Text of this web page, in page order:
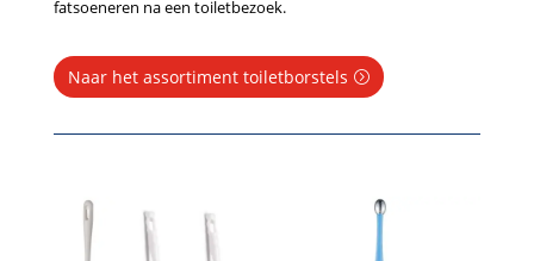
fatsoeneren na een toiletbezoek.
Naar het assortiment toiletborstels